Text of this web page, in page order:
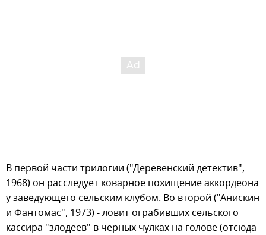
В первой части трилогии ("Деревенский детектив",
1968) он расследует коварное похищение аккордеона
у заведующего сельским клубом. Во второй ("Анискин
и Фантомас", 1973) - ловит ограбивших сельского
кассира "злодеев" в черных чулках на голове (отсюда